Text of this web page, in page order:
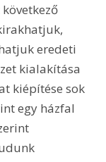
eredeti
kialakítása
kiépítése sok
egy házfal